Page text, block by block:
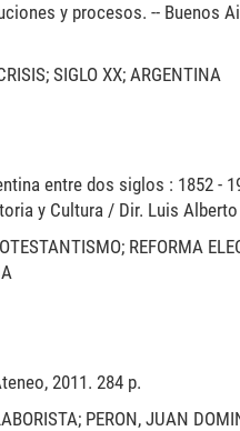
y procesos. -- Buenos
SIGLO XX; ARGENTINA
entre dos siglos : 1852 -
y Cultura / Dir. Luis
REFORMA
2011. 284 p.
PERON, JUAN